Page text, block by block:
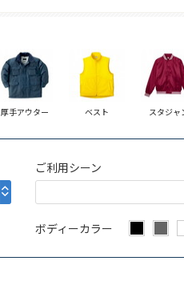
厚手アウター ベスト スタジャ
ご利用シーン
ボディーカラー